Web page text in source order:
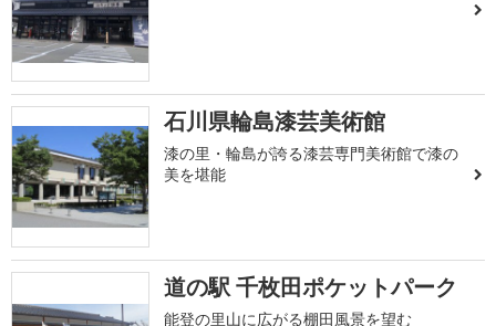
石川県輪島漆芸美術館
漆の里・輪島が誇る漆芸専門美術館で漆の
美を堪能
道の駅 千枚田ポケットパーク
能登の里山に広がる棚田風景を望む